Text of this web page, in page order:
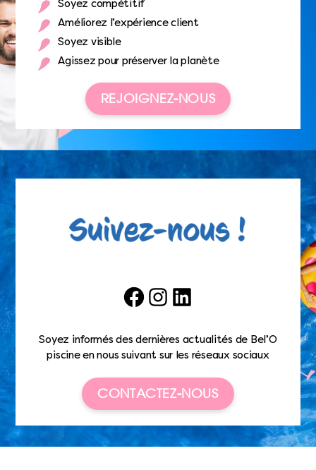
Soyez compétitif
Améliorez l’expérience client
Soyez visible
Agissez pour préserver la planète
REJOIGNEZ-NOUS
FacebookInstagramLinkedIn
Soyez informés des dernières actualités de Bel’O
piscine en nous suivant sur les réseaux sociaux
CONTACTEZ-NOUS